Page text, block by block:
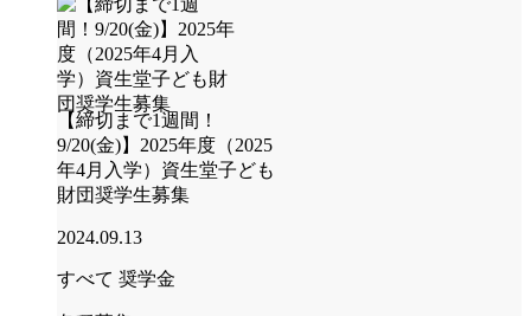
【締切まで1週間！
9/20(金)】2025年度（2025
年4月入学）資生堂子ども
財団奨学生募集
2024.09.13
すべて 奨学金